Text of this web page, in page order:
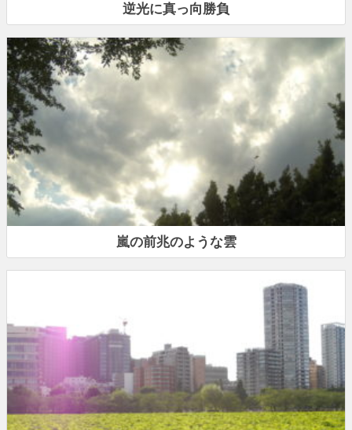
逆光に真っ向勝負
嵐の前兆のような雲